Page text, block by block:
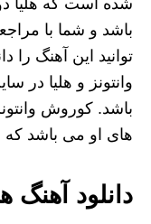
باشد و شما با
توانید این آهنگ
وانتونز و هلیا
باشد. کوروش
های او می باشد که
دانلود آهنگ